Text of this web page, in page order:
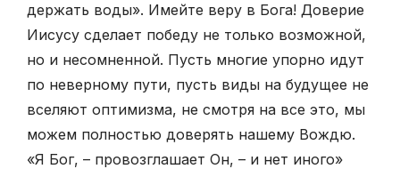
держать воды». Имейте веру в Бога! Доверие
Иисусу сделает победу не только возможной,
но и несомненной. Пусть многие упорно идут
по неверному пути, пусть виды на будущее не
вселяют оптимизма, не смотря на все это, мы
можем полностью доверять нашему Вождю.
«Я Бог, – провозглашает Он, – и нет иного»